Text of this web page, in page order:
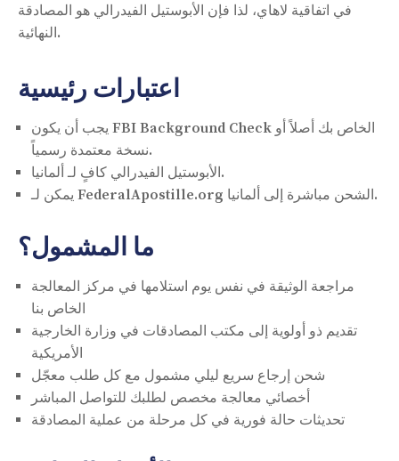
في اتفاقية لاهاي، لذا فإن الأبوستيل الفيدرالي هو المصادقة
النهائية.
اعتبارات رئيسية
يجب أن يكون FBI Background Check الخاص بك أصلاً أو
نسخة معتمدة رسمياً.
الأبوستيل الفيدرالي كافٍ لـ ألمانيا.
يمكن لـ FederalApostille.org الشحن مباشرة إلى ألمانيا.
ما المشمول؟
مراجعة الوثيقة في نفس يوم استلامها في مركز المعالجة
الخاص بنا
تقديم ذو أولوية إلى مكتب المصادقات في وزارة الخارجية
الأمريكية
شحن إرجاع سريع ليلي مشمول مع كل طلب معجّل
أخصائي معالجة مخصص لطلبك للتواصل المباشر
تحديثات حالة فورية في كل مرحلة من عملية المصادقة